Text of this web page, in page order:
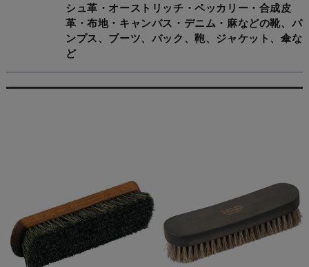
シュ革・オーストリッチ・ペッカリー・合成皮
革・布地・キャンバス・デニム・麻などの靴、パ
ンプス、ブーツ、バック、鞄、ジャケット、傘な
ど